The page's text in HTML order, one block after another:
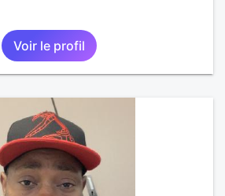
Voir le profil